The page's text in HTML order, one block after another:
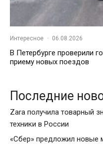
Интересное · 06.08.2026
В Петербурге проверили
приему новых поездов
Последние
Zara получила товарный
техники в России
«Сбер» предложил новые